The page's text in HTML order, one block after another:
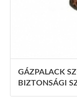
GÁZPALACK
BIZTONSÁGI